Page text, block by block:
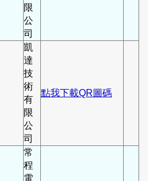
限
公
司
凱
達
技
術
有
限
公
司
點我下載QR圖碼
常
程
電